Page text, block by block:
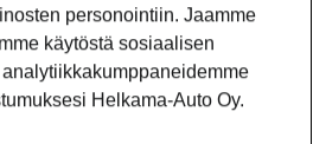
personointiin. Jaamme
käytöstä sosiaalisen
Helkama-Auto Oy.